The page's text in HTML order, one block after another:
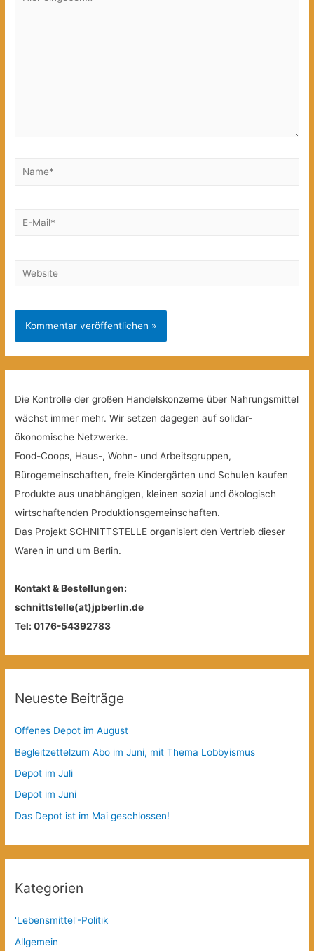
eingeben…
Name*
E-
Website
Die Kontrolle der großen Handelskonzerne über Nahrungsmittel
wächst immer mehr. Wir setzen dagegen auf solidar-
ökonomische Netzwerke.
Food-Coops, Haus-, Wohn- und Arbeitsgruppen,
Bürogemeinschaften, freie Kindergärten und Schulen kaufen
Produkte aus unabhängigen, kleinen sozial und ökologisch
wirtschaftenden Produktionsgemeinschaften.
Das Projekt SCHNITTSTELLE organisiert den Vertrieb dieser
Waren in und um Berlin.
Kontakt & Bestellungen:
schnittstelle(at)jpberlin.de
Tel: 0176-54392783
Neueste Beiträge
Offenes Depot im August
Begleitzettelzum Abo im Juni, mit Thema Lobbyismus
Depot im Juli
Depot im Juni
Das Depot ist im Mai geschlossen!
Kategorien
'Lebensmittel'-Politik
Allgemein